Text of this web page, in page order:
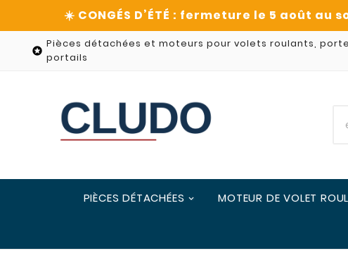

Pièces détachées et moteurs pour volets roulants,
portails
PIÈCES DÉTACHÉES MOTEUR DE VOLET